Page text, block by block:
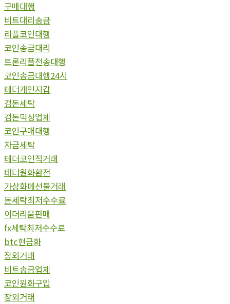
구매대행
비트대리송금
리플코인대행
코인송금대리
트론리플전송대행
코인송금대행24시
테더개인지갑
검돈세탁
검돈믹싱업체
코인구매대행
자금세탁
테더코인직거래
태더원화환전
가상화폐선물거래
돈세탁최저수수료
이더리움판매
fx세탁최저수수료
btc현금화
장외거래
비트송금업체
코인원화구입
장외거래